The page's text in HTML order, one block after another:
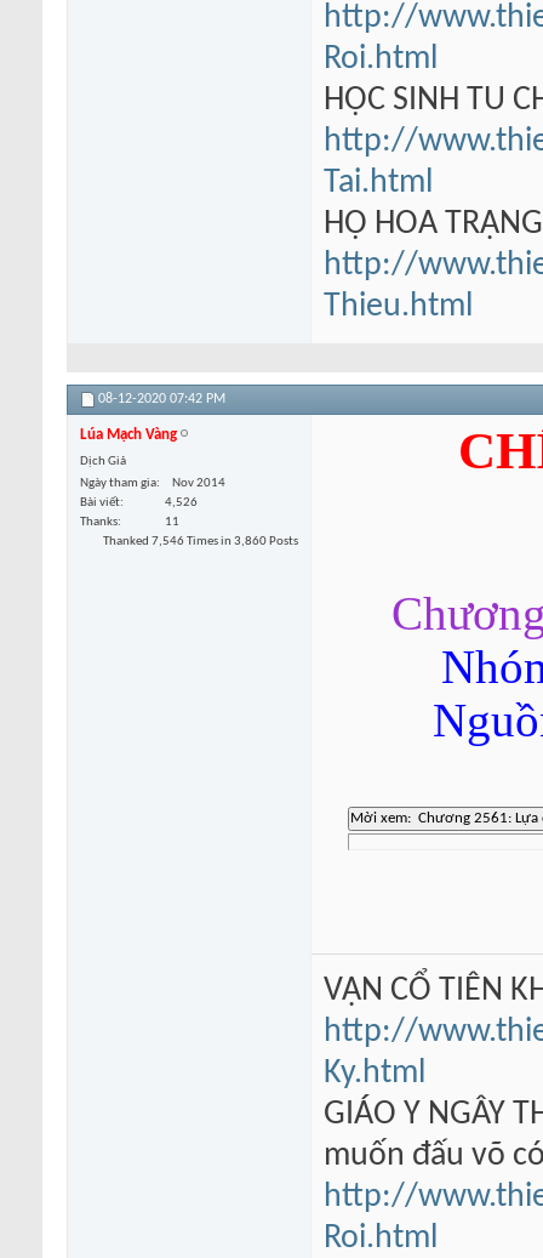
http://
Roi.html
HỌC SINH TU
http://
Tai.html
HỘ HOA
http://
Thieu.html
08-12-2020 07:42 PM
Lúa Mạch Vàng
Dịch Giả
Ngày tham gia
Nov 2014
Bài viết
4,526
Thanks
11
Thanked 7,546 Times in 3,860 Posts
VẠN CỔ TIÊN
http://
Ky.html
GIÁO Y NGÂY
muốn đấu võ
http://
Roi.html